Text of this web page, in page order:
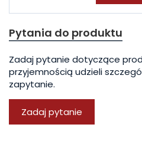
Pytania do produktu
Zadaj pytanie dotyczące
przyjemnością udzieli
zapytanie.
Zadaj pytanie